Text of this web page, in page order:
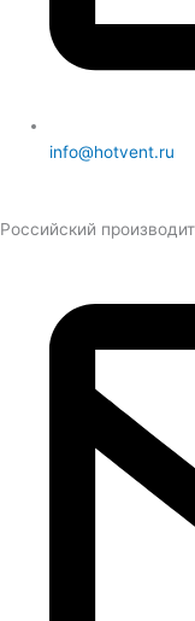
info@hotvent.ru
Российский